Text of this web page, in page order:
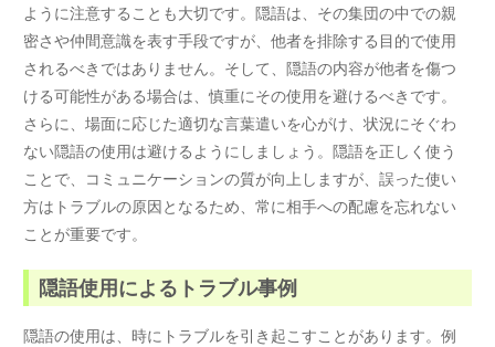
ように注意することも大切です。隠語は、その集団の中での親
密さや仲間意識を表す手段ですが、他者を排除する目的で使用
されるべきではありません。そして、隠語の内容が他者を傷つ
ける可能性がある場合は、慎重にその使用を避けるべきです。
さらに、場面に応じた適切な言葉遣いを心がけ、状況にそぐわ
ない隠語の使用は避けるようにしましょう。隠語を正しく使う
ことで、コミュニケーションの質が向上しますが、誤った使い
方はトラブルの原因となるため、常に相手への配慮を忘れない
ことが重要です。
隠語使用によるトラブル事例
隠語の使用は、時にトラブルを引き起こすことがあります。例